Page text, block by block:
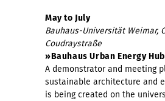
May to July
Bauhaus-Universität Weimar,
Coudraystraße
»Bauhaus Urban Energy
A demonstrator and meeting
sustainable architecture and
is being created on the